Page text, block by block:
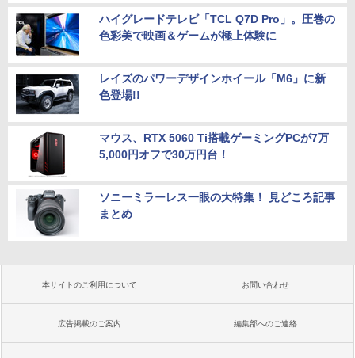
ハイグレードテレビ「TCL Q7D Pro」。圧巻の
色彩美で映画＆ゲームが極上体験に
レイズのパワーデザインホイール「M6」に新
色登場!!
マウス、RTX 5060 Ti搭載ゲーミングPCが7万
5,000円オフで30万円台！
ソニーミラーレス一眼の大特集！ 見どころ記事
まとめ
本サイトのご利用について お問い合わせ
広告掲載のご案内 編集部へのご連絡